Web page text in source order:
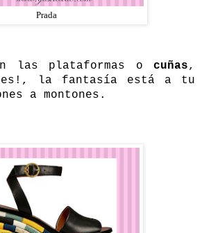
Prada
las plataformas o cuñas,
la fantasía está a tu
a montones .